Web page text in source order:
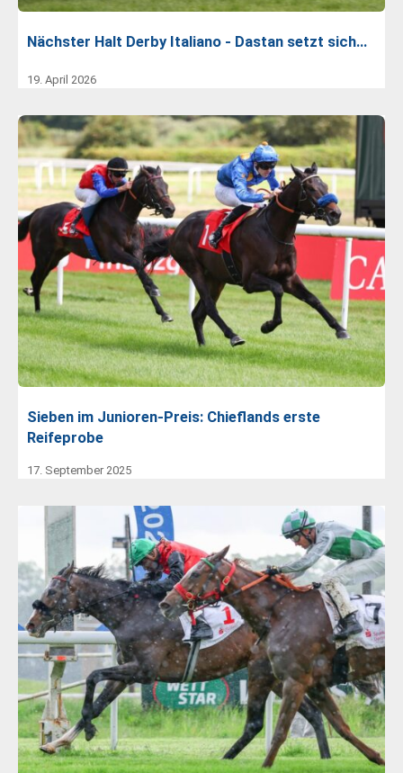
Nächster Halt Derby Italiano - Dastan setzt sich…
19. April 2026
Sieben im Junioren-Preis: Chieflands erste
Reifeprobe
17. September 2025